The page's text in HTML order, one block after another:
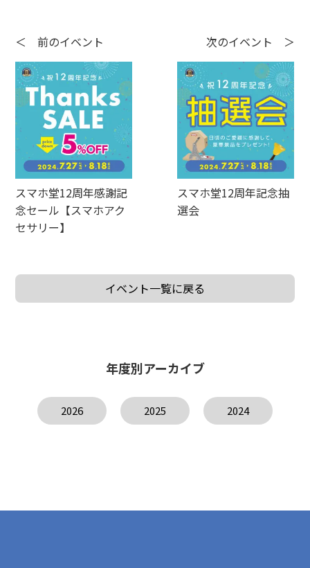
＜ 前のイベント
スマホ堂12周年感謝記
念セール【スマホアク
セサリー】
次のイベント ＞
スマホ堂12周年記念抽
選会
イベント一覧に戻る
年度別アーカイブ
2026 2025 2024